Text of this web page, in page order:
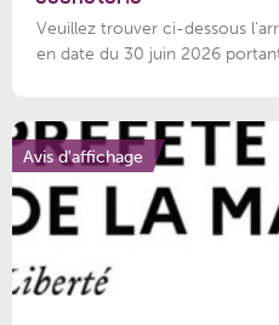
Veuillez trouver ci-dessous
en date du 30 juin 2026
Avis d'affichage